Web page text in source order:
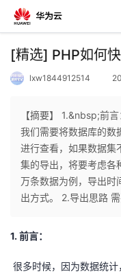
返
个
人
主
页
我
的
开
[精选] PHP如何
lxw1844912514
【摘要】 1.&nbsp;前
我们需要将数据库的数
进行查看，如果数据集
集的导出，将要考虑各
万条数据为例，导出
出方式。 2.导出思路
1. 前言：
很多时候，因为数据统